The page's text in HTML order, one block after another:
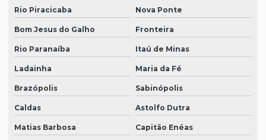
Rio Piracicaba Nova Ponte
Bom Jesus do Galho Fronteira
Rio Paranaíba Itaú de Minas
Ladainha Maria da Fé
Brazópolis Sabinópolis
Caldas Astolfo Dutra
Matias Barbosa Capitão Enéas